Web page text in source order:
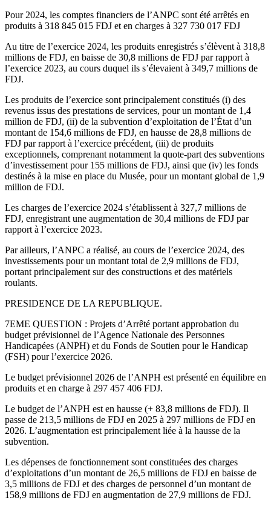
Pour 2024, les comptes financiers de l’ANPC sont été arrêtés en
produits à 318 845 015 FDJ et en charges à 327 730 017 FDJ
Au titre de l’exercice 2024, les produits enregistrés s’élèvent à 318,8
millions de FDJ, en baisse de 30,8 millions de FDJ par rapport à
l’exercice 2023, au cours duquel ils s’élevaient à 349,7 millions de
FDJ.
Les produits de l’exercice sont principalement constitués (i) des
revenus issus des prestations de services, pour un montant de 1,4
million de FDJ, (ii) de la subvention d’exploitation de l’État d’un
montant de 154,6 millions de FDJ, en hausse de 28,8 millions de
FDJ par rapport à l’exercice précédent, (iii) de produits
exceptionnels, comprenant notamment la quote-part des subventions
d’investissement pour 155 millions de FDJ, ainsi que (iv) les fonds
destinés à la mise en place du Musée, pour un montant global de 1,9
million de FDJ.
Les charges de l’exercice 2024 s’établissent à 327,7 millions de
FDJ, enregistrant une augmentation de 30,4 millions de FDJ par
rapport à l’exercice 2023.
Par ailleurs, l’ANPC a réalisé, au cours de l’exercice 2024, des
investissements pour un montant total de 2,9 millions de FDJ,
portant principalement sur des constructions et des matériels
roulants.
PRESIDENCE DE LA REPUBLIQUE.
7EME QUESTION : Projets d’Arrêté portant approbation du
budget prévisionnel de l’Agence Nationale des Personnes
Handicapées (ANPH) et du Fonds de Soutien pour le Handicap
(FSH) pour l’exercice 2026.
Le budget prévisionnel 2026 de l’ANPH est présenté en équilibre en
produits et en charge à 297 457 406 FDJ.
Le budget de l’ANPH est en hausse (+ 83,8 millions de FDJ). Il
passe de 213,5 millions de FDJ en 2025 à 297 millions de FDJ en
2026. L’augmentation est principalement liée à la hausse de la
subvention.
Les dépenses de fonctionnement sont constituées des charges
d’exploitations d’un montant de 26,5 millions de FDJ en baisse de
3,5 millions de FDJ et des charges de personnel d’un montant de
158,9 millions de FDJ en augmentation de 27,9 millions de FDJ.